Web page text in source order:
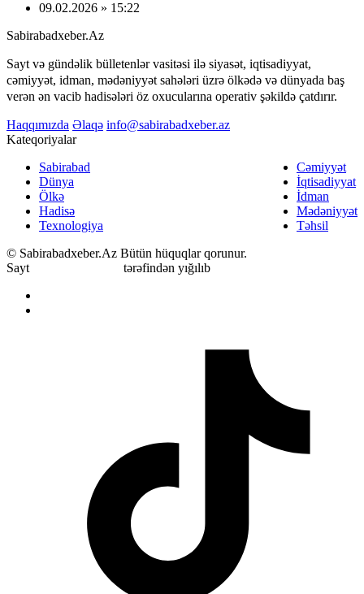
09.02.2026 » 15:22
Sabirabadxeber.Az
Sayt və gündəlik bülletenlər vasitəsi ilə siyasət, iqtisadiyyat,
cəmiyyət, idman, mədəniyyət sahələri üzrə ölkədə və dünyada baş
verən ən vacib hadisələri öz oxucularına operativ şəkildə çatdırır.
Haqqımızda Əlaqə info@sabirabadxeber.az
Kateqoriyalar
Sabirabad
Dünya
Ölkə
Hadisə
Texnologiya
Cəmiyyət
İqtisadiyyat
İdman
Mədəniyyət
Təhsil
© Sabirabadxeber.Az Bütün hüquqlar qorunur.
Sayt
tərəfindən yığılıb